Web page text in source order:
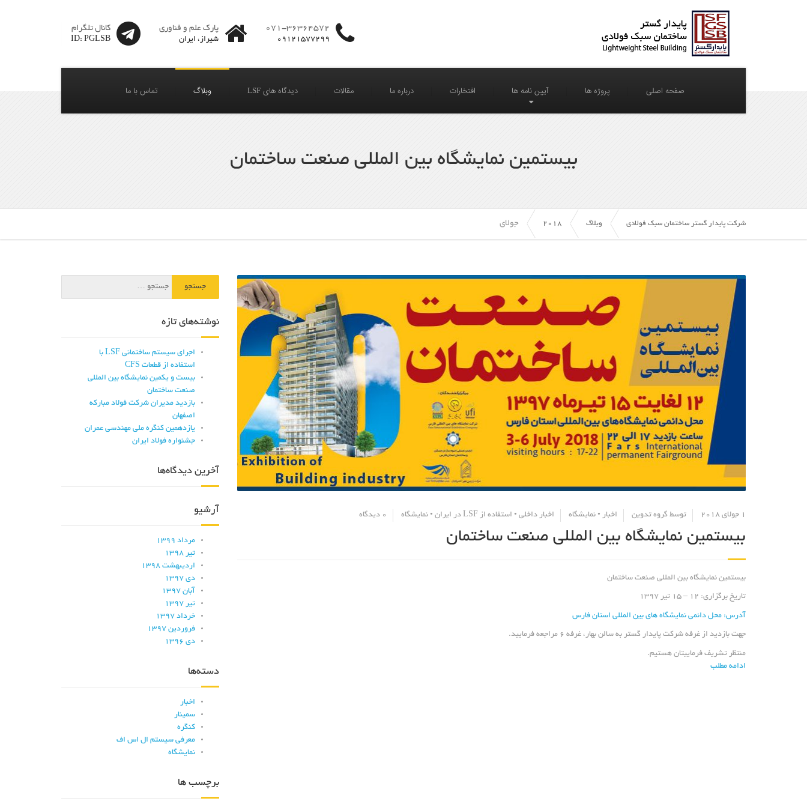
071-36364572
09121577299
پارک علم و فناوری
شیراز، ایران
کانال تلگرام
ID: PGLSB
صفحه اصلی پروژه ها آیین نامه ها افتخارات درباره ما مقالات دیدگاه های LSF وبلاگ تماس با ما
بیستمین نمایشگاه بین المللی صنعت ساختمان
شرکت پایدار گستر ساختمان سبک فولادی وبلاگ 2018 جولای
1 جولای 2018 توسط گروه تدوین اخبار • نمایشگاه اخبار داخلی • استفاده از LSF در ایران • نمایشگاه 0 دیدگاه
بیستمین نمایشگاه بین المللی صنعت ساختمان
بیستمین نمایشگاه بین المللی صنعت ساختمان
تاریخ برگزاری: 12 – 15 تیر 1397
آدرس: محل دائمی نمایشگاه های بین المللی استان فارس
جهت بازدید از غرفه شرکت پایدار گستر به سالن بهار، غرفه 6 مراجعه فرمایید.
منتظر تشریف فرماییتان هستیم.
ادامه مطلب
نوشته‌های تازه
اجرای سیستم ساختمانی LSF با
استفاده از قطعات CFS
بیست و یکمین نمایشگاه بین المللی
صنعت ساختمان
بازدید مدیران شرکت فولاد مبارکه
اصفهان
یازدهمین کنگره ملی مهندسی عمران
جشنواره فولاد ایران
آخرین دیدگاه‌ها
آرشیو
مرداد ۱۳۹۹
تیر ۱۳۹۸
اردیبهشت ۱۳۹۸
دی ۱۳۹۷
آبان ۱۳۹۷
تیر ۱۳۹۷
خرداد ۱۳۹۷
فروردین ۱۳۹۷
دی ۱۳۹۶
دسته‌ها
اخبار
سمینار
کنگره
معرفی سیستم ال اس اف
نمایشگاه
برچسب ها